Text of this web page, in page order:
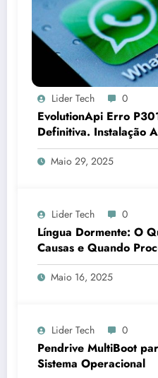
Lider Tech 0
EvolutionApi Erro
Definitiva. Instalação
Maio 29, 2025
Lider Tech 0
Língua Dormente: O
Causas e Quando
Maio 16, 2025
Lider Tech 0
Pendrive MultiBoot
Sistema Operacional